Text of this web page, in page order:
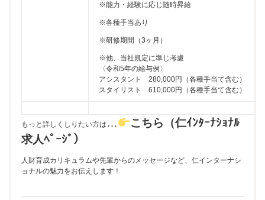
※能力・経験に応じ随時昇給
※各種手当あり
※研修期間（3ヶ月）
※他、当社規定に準じ考慮
〈令和5年の給与例〉
アシスタント 280,000円（各種手当て含む）
スタイリスト 610,000円（各種手当て含む）
もっと詳しくしりたい方は …
こちら（仁ｲﾝﾀｰﾅｼｮﾅﾙ
求人ﾍﾟｰｼﾞ）
人財育成カリキュラムや先輩からのメッセージなど、仁インターナシ
ョナルの魅力をお伝えします！